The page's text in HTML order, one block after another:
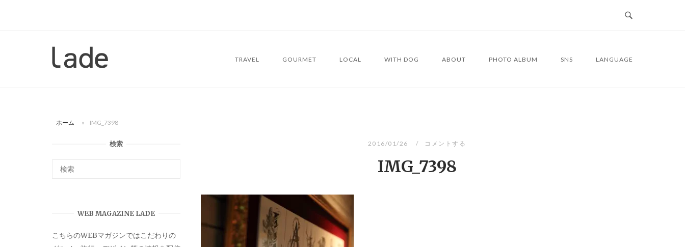
ー
TRAVEL GOURMET LOCAL WITH DOG ABOUT PHOTO ALBUM SNS LANGUAGE
ホーム » IMG_7398
2016/01/26 コメントする
IMG_7398
検索
WEB MAGAZINE LADE
こちらのWEBマガジンではこだわりの